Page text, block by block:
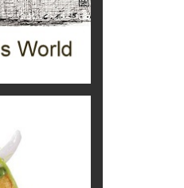
Idee per il futuro
di Puglia
itinerari italiani
botanica
Federico